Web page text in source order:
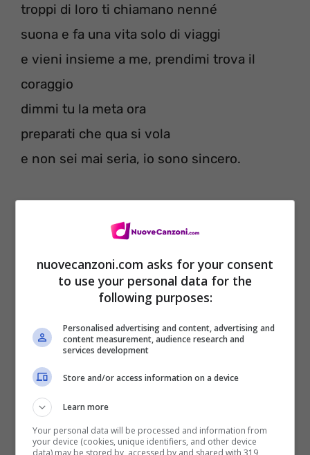
troppi di loro ti chiamano nenné
suona e fa una vita solo di viaggi
e vieni insieme a me, prendimi trova il
coraggio
dimmi tu la meta ora
preparati che qua si vola
e non sei mai seria, io sono sincero.
Tra mill uerr e cor voglji ca sciglij a me
non pienz a chist ammor comm ij penz a te
e mo ca ti staj ballan, parian
nuovecanzoni.com asks for your consent
to use your personal data for the
following purposes:
Personalised advertising and content, advertising and
content measurement, audience research and
services development
Store and/or access information on a device
Learn more
Your personal data will be processed and information from
your device (cookies, unique identifiers, and other device
data) may be stored by, accessed by and shared with 319